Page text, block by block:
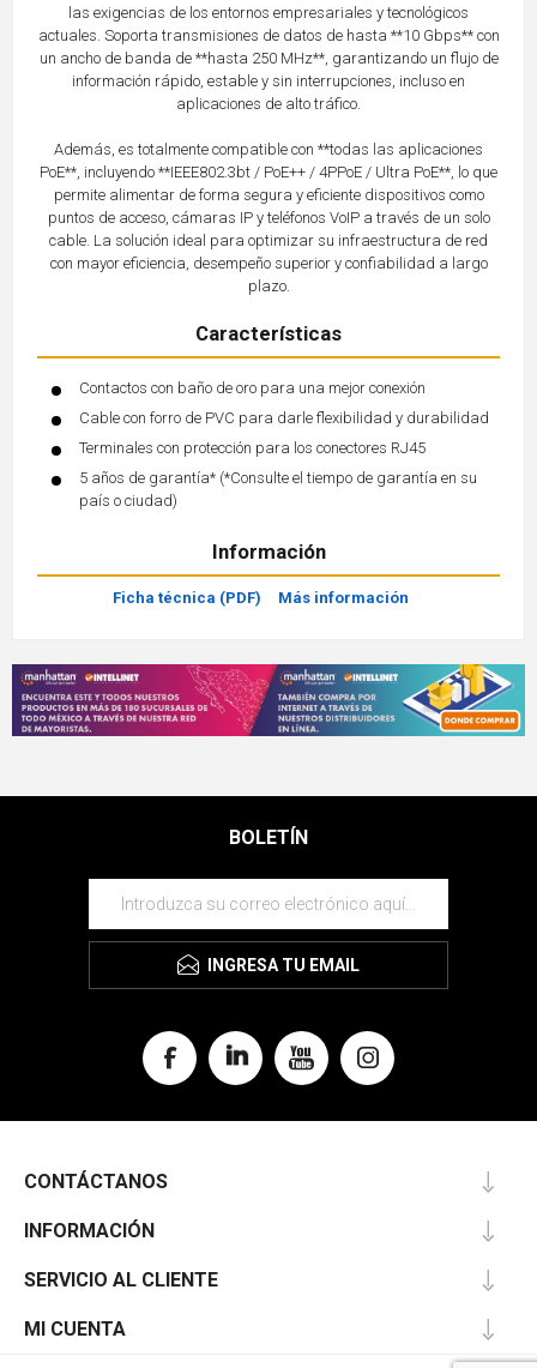
las exigencias de los entornos empresariales y tecnológicos
actuales. Soporta transmisiones de datos de hasta **10 Gbps** con
un ancho de banda de **hasta 250 MHz**, garantizando un flujo de
información rápido, estable y sin interrupciones, incluso en
aplicaciones de alto tráfico.
Además, es totalmente compatible con **todas las aplicaciones
PoE**, incluyendo **IEEE802.3bt / PoE++ / 4PPoE / Ultra PoE**, lo que
permite alimentar de forma segura y eficiente dispositivos como
puntos de acceso, cámaras IP y teléfonos VoIP a través de un solo
cable. La solución ideal para optimizar su infraestructura de red
con mayor eficiencia, desempeño superior y confiabilidad a largo
plazo.
Características
Contactos con baño de oro para una mejor conexión
Cable con forro de PVC para darle flexibilidad y durabilidad
Terminales con protección para los conectores RJ45
5 años de garantía* (*Consulte el tiempo de garantía en su
país o ciudad)
Información
Ficha técnica (PDF) Más información
BOLETÍN
INGRESA TU EMAIL
CONTÁCTANOS
INFORMACIÓN
SERVICIO AL CLIENTE
MI CUENTA